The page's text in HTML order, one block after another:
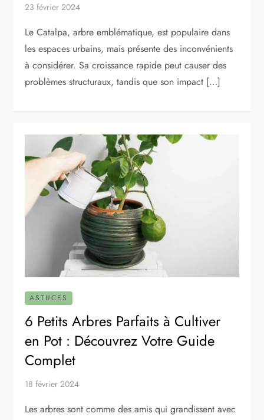
23 février 2024
Le Catalpa, arbre emblématique, est populaire dans
les espaces urbains, mais présente des inconvénients
à considérer. Sa croissance rapide peut causer des
problèmes structuraux, tandis que son impact […]
ASTUCES
6 Petits Arbres Parfaits à Cultiver
en Pot : Découvrez Votre Guide
Complet
18 février 2024
Les arbres sont comme des amis qui grandissent avec